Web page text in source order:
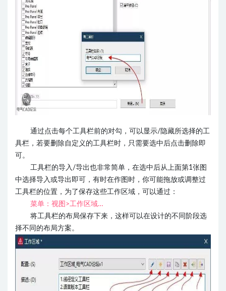
通过点击每个工具栏前的对勾，可以显示/隐藏所选择的工
具栏，若要删除自定义的工具栏时，只需要选中后点击删除即
可。
工具栏的导入/导出也非常简单，在选中后从上面第1张图
中选择导入或导出即可，有时在作图时，你可能拖放或调整过
工具栏的位置，为了保存这些工作区域，可以通过：
菜单： 视图>工作区域…
将工具栏的布局保存下来，这样可以在设计的不同阶段选
择不同的布局方案。